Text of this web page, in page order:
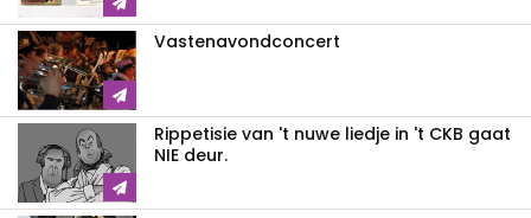
Vastenavondconcert
Rippetisie van 't nuwe liedje in 't CKB gaat
NIE deur.